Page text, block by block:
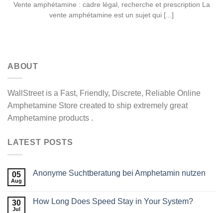
Vente amphétamine : cadre légal, recherche et prescription La
vente amphétamine est un sujet qui [...]
ABOUT
WallStreet is a Fast, Friendly, Discrete, Reliable Online
Amphetamine Store created to ship extremely great
Amphetamine products .
LATEST POSTS
05
Aug
Anonyme Suchtberatung bei Amphetamin nutzen
30
Jul
How Long Does Speed Stay in Your System?